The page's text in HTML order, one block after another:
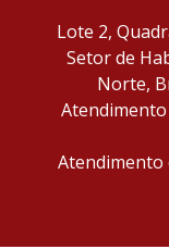
Lote 2,
Setor de
Norte,
Atendimento
Atendimento